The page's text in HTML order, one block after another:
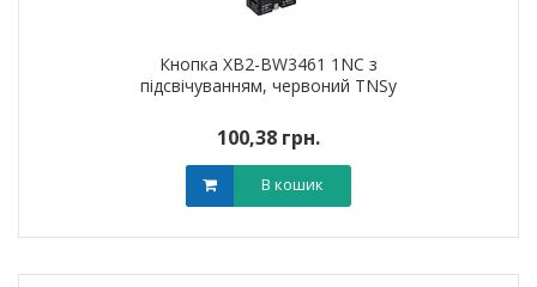
Кнопка XB2-BW3461 1NC з
підсвічуванням, червоний TNSy
100,38 грн.
В кошик